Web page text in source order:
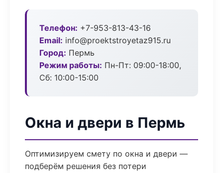
Телефон: +7-953-813-43-16
Email: info@proektstroyetaz915.ru
Город: Пермь
Режим работы: Пн-Пт: 09:00-18:00,
Сб: 10:00-15:00
Окна и двери в Пермь
Оптимизируем смету по окна и двери —
подберём решения без потери